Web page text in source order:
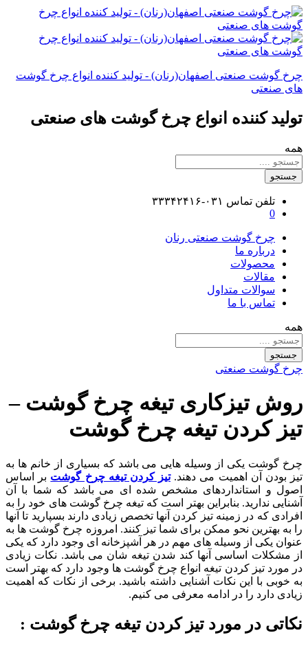
چرخ گوشت صنعتی اصفهان(رنان) - تولید کننده انواع چرخ گوشت
های صنعتی
تولید کننده انواع چرخ گوشت های صنعتی
همه
جستجو
تلفن تماس ۰۳۱-۳۳۳۴۲۴۱۶
0
چرخ گوشت صنعتی رنان
درباره ما
محصولات
مقالات
سوالات متداول
تماس با ما
همه
جستجو
چرخ گوشت صنعتی
روش تیزکاری تیغه چرخ گوشت –
تیز کردن تیغه چرخ گوشت
چرخ گوشت یکی از وسیله هایی می باشد که بسیاری از خانم ها به
تیز بودن آن اهمیت می دهند.تیز کردن تیغه چرخ گوشت بر اساس
اصول و استانداردهای مشخص شده ای می باشد که شما با آن
آشنایی ندارید. بنابراین بهتر است که تیغه چرخ گوشت های خود را به
افرادی که در زمینه تیز کردن آنها تخصص زیادی دارند بسپارید تا آنها
را به بهترین نحو ممکن برای شما تیز کنند. امروزه چرخ گوشت ها به
عنوان یکی از وسیله های مهم در هر آشپزخانه ای وجود دارد که یکی
از مشکلات اساسی آنها کند شدن تیغه شان می باشد. نکات زیادی
در مورد تیز کردن تیغه انواع چرخ گوشت ها وجود دارد که بهتر است
به خوبی با این نکات آشنایی داشته باشید. برخی از نکات که اهمیت
زیادی دارد را در ادامه معرفی می کنیم.
نکاتی در مورد تیز کردن تیغه چرخ گوشت :